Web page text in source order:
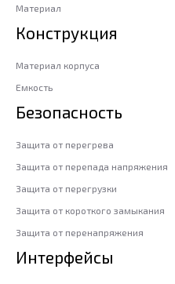
Материал
Конструкция
Материал корпуса
Емкость
Безопасность
Защита от перегрева
Защита от перепада напряжения
Защита от перегрузки
Защита от короткого замыкания
Защита от перенапряжения
Интерфейсы